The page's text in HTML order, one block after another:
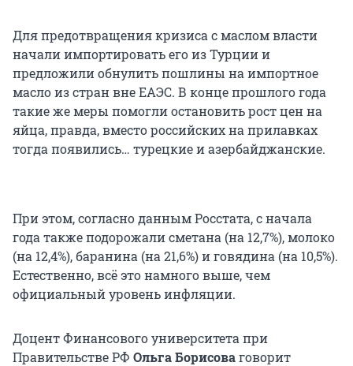
Для предотвращения кризиса с маслом власти
начали импортировать его из Турции и
предложили обнулить пошлины на импортное
масло из стран вне ЕАЭС. В конце прошлого года
такие же меры помогли остановить рост цен на
яйца, правда, вместо российских на прилавках
тогда появились… турецкие и азербайджанские.
При этом, согласно данным Росстата, с начала
года также подорожали сметана (на 12,7%), молоко
(на 12,4%), баранина (на 21,6%) и говядина (на 10,5%).
Естественно, всё это намного выше, чем
официальный уровень инфляции.
Доцент Финансового университета при
Правительстве РФ Ольга Борисоваговорит